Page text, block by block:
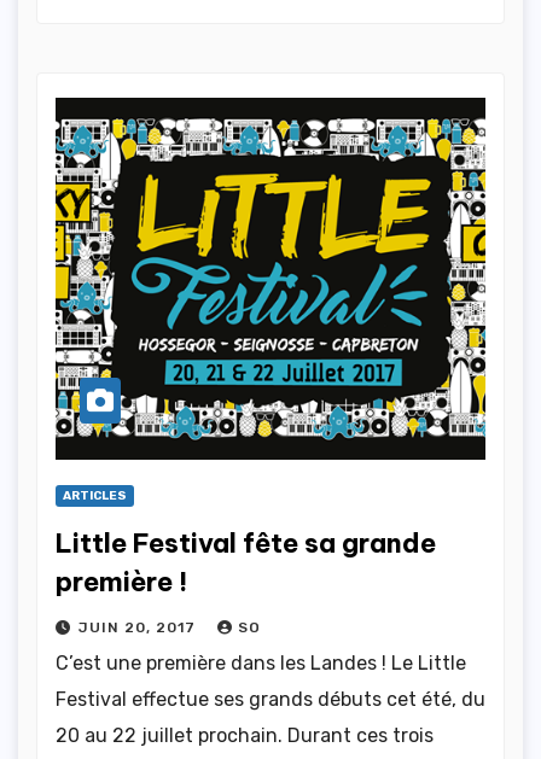
ARTICLES
Little Festival fête sa grande
première !
JUIN 20, 2017 SO
C’est une première dans les Landes ! Le Little
Festival effectue ses grands débuts cet été, du
20 au 22 juillet prochain. Durant ces trois